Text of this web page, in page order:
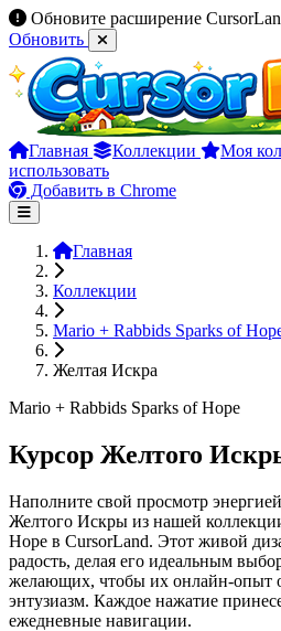
Обновите расширение
Обновить
Главная Коллекции Моя
использовать
Добавить в Chrome
Главная
Коллекции
Mario + Rabbids Sparks of
Желтая Искра
Mario + Rabbids Sparks of Hope
Курсор Желтого
Наполните свой просмотр
Желтого Искры из нашей
Hope в CursorLand. Этот живой
радость, делая его идеальным
желающих, чтобы их онлайн-опыт
энтузиазм. Каждое нажатие
ежедневные навигации.